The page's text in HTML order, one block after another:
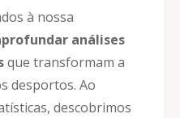
à nossa
análises
que transformam a
desportos. Ao
descobrimos